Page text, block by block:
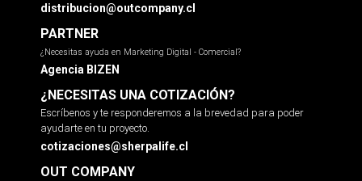
distribucion@outcompany.cl
PARTNER
¿Necesitas ayuda en Marketing Digital - Comercial?
Agencia BIZEN
¿NECESITAS UNA COTIZACIÓN?
Escríbenos y te responderemos a la brevedad para poder
ayudarte en tu proyecto.
cotizaciones@sherpalife.cl
OUT COMPANY